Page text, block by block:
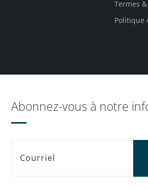
Termes
Politique
Abonnez-vous à notre